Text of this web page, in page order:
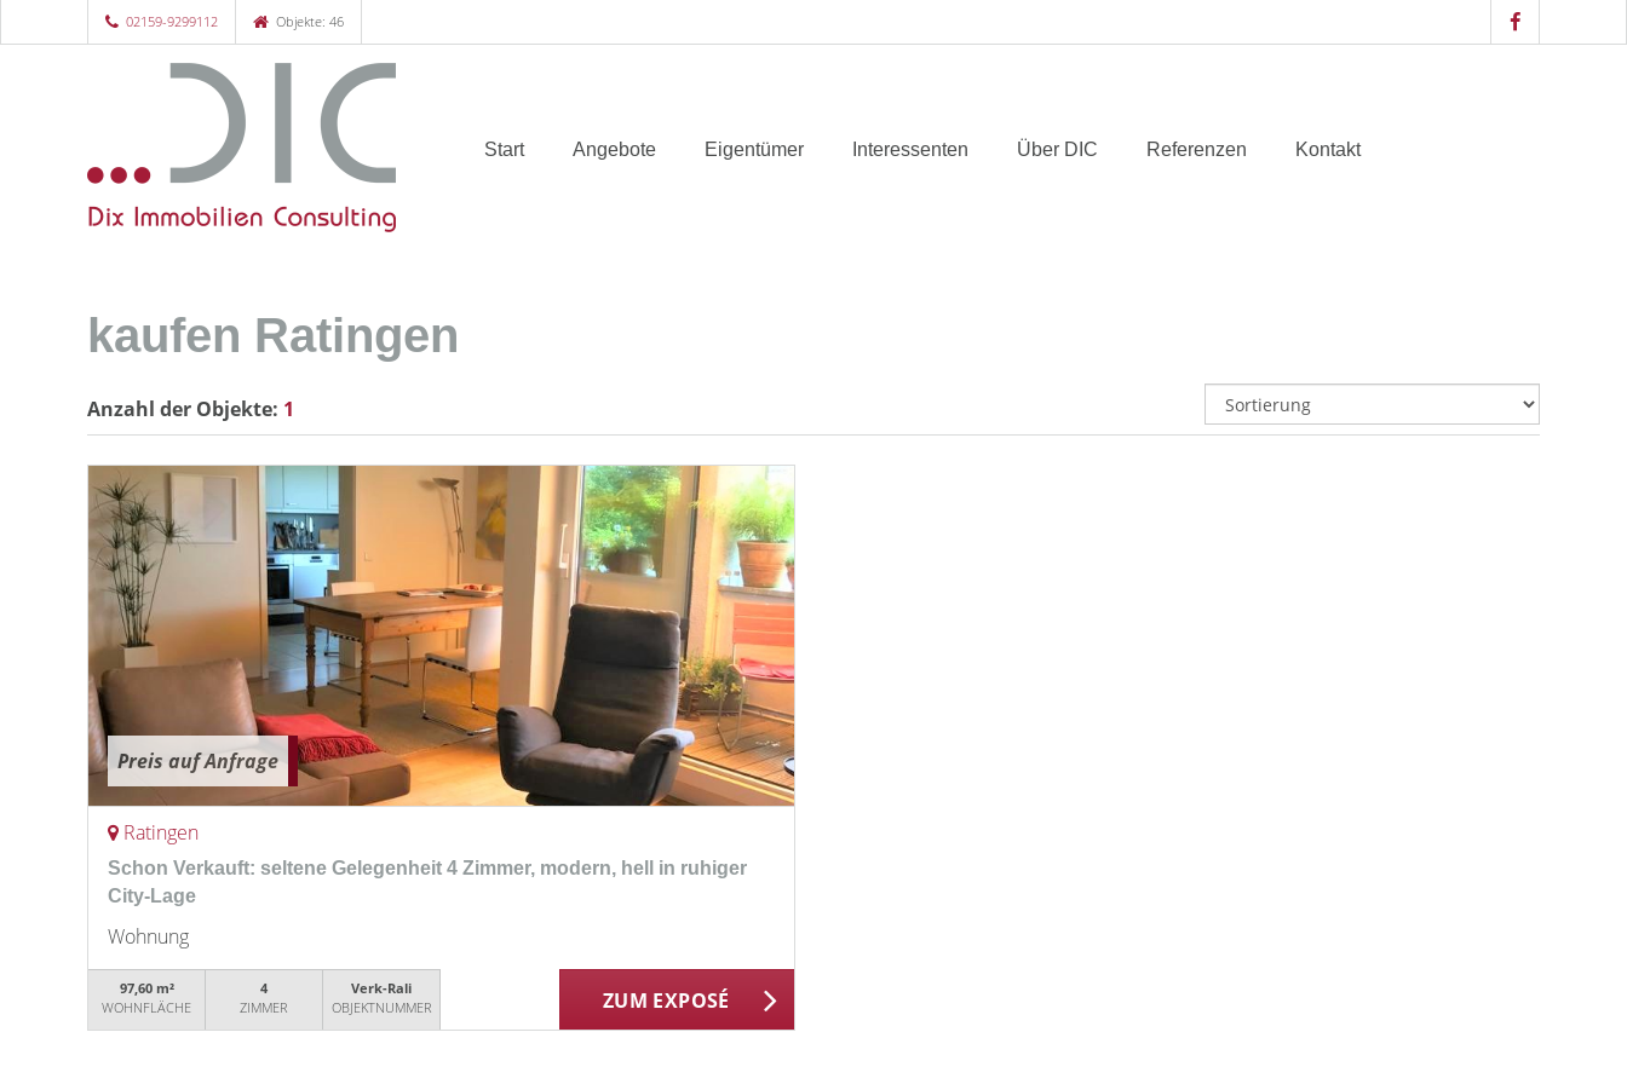
02159-9299112 Objekte: 46
Start Angebote Eigentümer Interessenten Über DIC Referenzen Kontakt
kaufen Ratingen
Anzahl der Objekte: 1
Preis auf Anfrage
Ratingen
Schon Verkauft: seltene Gelegenheit 4 Zimmer, modern, hell in ruhiger
City-Lage
Wohnung
97,60 m²
WOHNFLÄCHE
4
ZIMMER
Verk-Rali
OBJEKTNUMMER
ZUM EXPOSÉ